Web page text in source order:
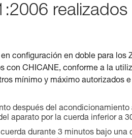
configuración en doble para los
con CHICANE, conforme a la
mínimo y máximo autorizados
después del acondicionamiento
aparato por la cuerda inferior a
durante 3 minutos bajo una